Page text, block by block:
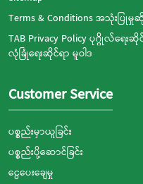
Terms & Conditions အသုံးပြုမှု
TAB Privacy Policy ပုဂ္ဂိုလ်ရေ
လုံခြုံရေးဆိုင်ရာ မူဝါဒ
Customer Service
ပစ္စည်းမှာယူခြင်း
ပစ္စည်းပို့ဆောင်ခြင်း
ငွေပေးချေမှု